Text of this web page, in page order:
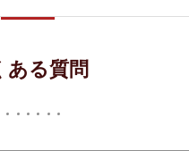
ある質問